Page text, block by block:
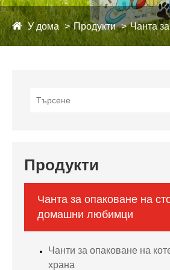
У дома Продукти Чанта
Продукти
Чанта за опаковане на
домашни любимци
Чанти за опаковане на
храна